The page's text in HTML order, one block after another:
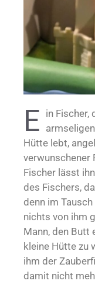
E in Fischer,
Hütte lebt,
verwunschener
Fischer lässt
des Fischers,
denn im
nichts von ihm
Mann, den Butt
kleine Hütte zu
ihm der
damit nicht